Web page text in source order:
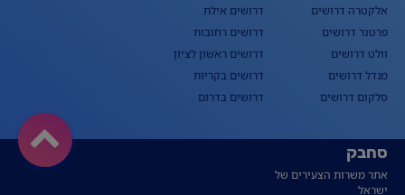
אלקטרה דרושים
פרטנר דרושים
וולט דרושים
מגדל דרושים
סלקום דרושים
דרושים אילת
דרושים רחובות
דרושים ראשון לציון
דרושים בקריות
דרושים בדרום
סחבק
אתר משרות הצעירים של
ישראל